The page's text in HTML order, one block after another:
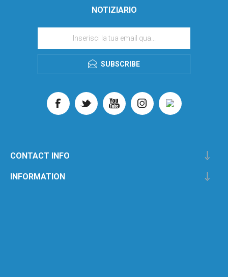
NOTIZIARIO
SUBSCRIBE
CONTACT INFO
INFORMATION